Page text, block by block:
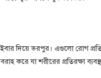
দিয়ে ভরপুর। এগুলো রোগ
করে যা শরীরের প্রতিরক্ষা